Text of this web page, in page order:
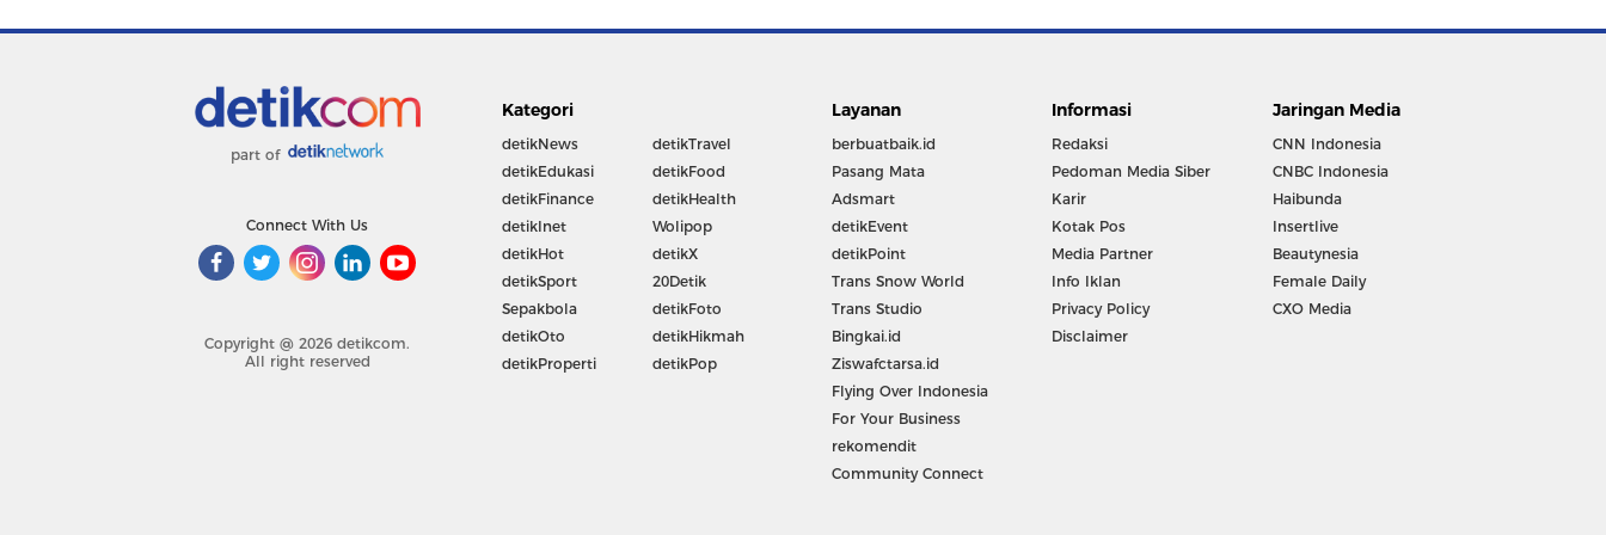
part of
Connect With Us
Copyright @ 2026 detikcom.
All right reserved
Kategori
detikNews
detikEdukasi
detikFinance
detikInet
detikHot
detikSport
Sepakbola
detikOto
detikProperti
detikTravel
detikFood
detikHealth
Wolipop
detikX
20Detik
detikFoto
detikHikmah
detikPop
Layanan
berbuatbaik.id
Pasang Mata
Adsmart
detikEvent
detikPoint
Trans Snow World
Trans Studio
Bingkai.id
Ziswafctarsa.id
Flying Over Indonesia
For Your Business
rekomendit
Community Connect
Informasi
Redaksi
Pedoman Media Siber
Karir
Kotak Pos
Media Partner
Info Iklan
Privacy Policy
Disclaimer
Jaringan Media
CNN Indonesia
CNBC Indonesia
Haibunda
Insertlive
Beautynesia
Female Daily
CXO Media